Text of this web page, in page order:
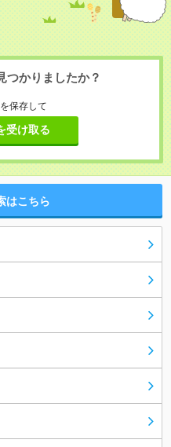
つかりましたか？
保存して
受け取る
はこちら